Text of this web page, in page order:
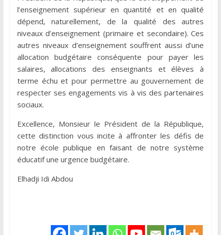
l’enseignement supérieur en quantité et en qualité
dépend, naturellement, de la qualité des autres
niveaux d’enseignement (primaire et secondaire). Ces
autres niveaux d’enseignement souffrent aussi d’une
allocation budgétaire conséquente pour payer les
salaires, allocations des enseignants et élèves à
terme échu et pour permettre au gouvernement de
respecter ses engagements vis à vis des partenaires
sociaux.
Excellence, Monsieur le Président de la République,
cette distinction vous incite à affronter les défis de
notre école publique en faisant de notre système
éducatif une urgence budgétaire.
Elhadji Idi Abdou